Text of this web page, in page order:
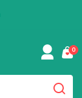
0